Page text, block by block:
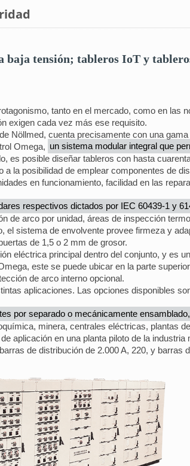
tensión; tableros IoT y
tanto en el mercado, como en las
exigen cada vez más ese requisito.
Nöllmed, cuenta precisamente con una
Omega, un sistema modular integral que
es posible diseñar tableros con hasta
la posibilidad de emplear componentes de
en funcionamiento, facilidad en las
respectivos dictados por IEC 60439-1 y
de arco por unidad, áreas de inspección
el sistema de envolvente provee firmeza y
de 1,5 o 2 mm de grosor.
eléctrica principal dentro del conjunto, y es
este se puede ubicar en la parte
de arco interno opcional.
aplicaciones. Las opciones disponibles
por separado o mecánicamente
minera, centrales eléctricas, plantas
aplicación en una planta piloto de la
de distribución de 2.000 A, 220, y barras